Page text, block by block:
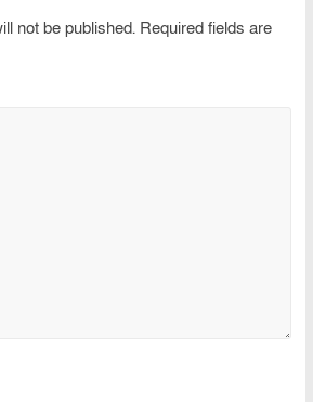
not be published. Required fields are